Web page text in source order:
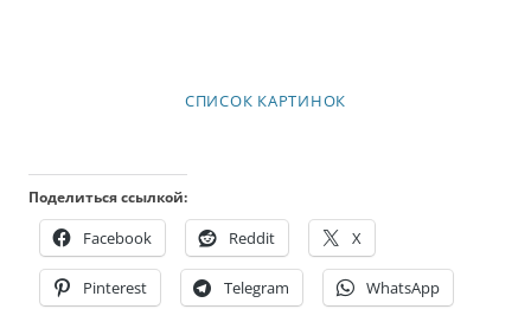
СПИСОК КАРТИНОК
Поделиться ссылкой:
Facebook Reddit X
Pinterest Telegram WhatsApp